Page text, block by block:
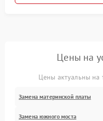
Цены на
Цены актуальны на
Замена материнской платы
Замена южного моста